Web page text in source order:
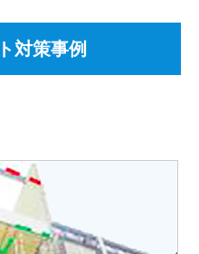
対策事例